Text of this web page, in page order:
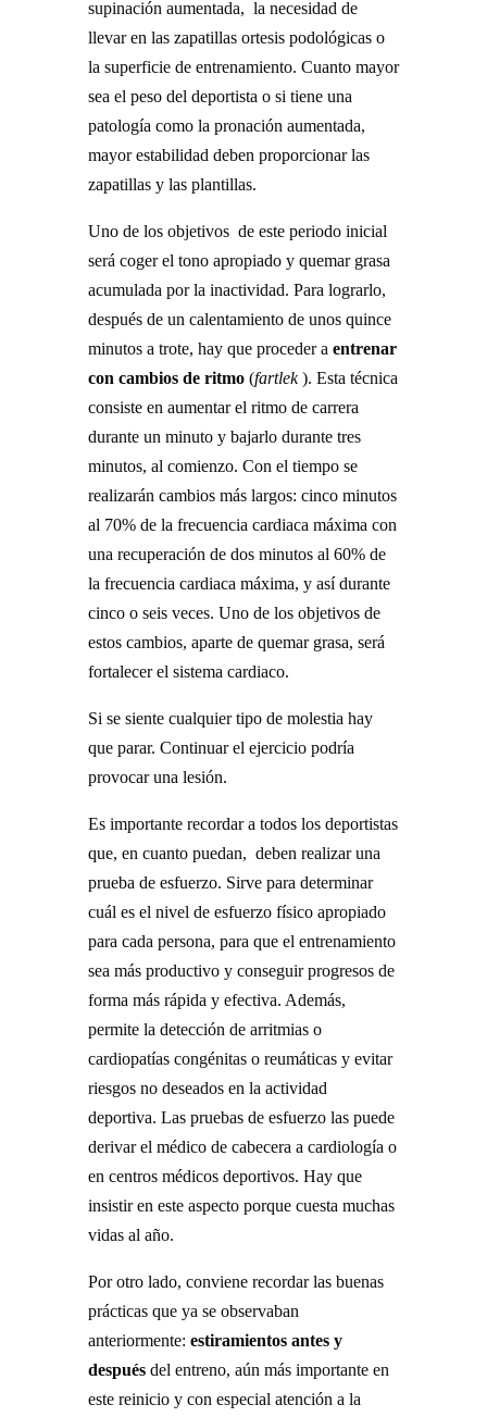
supinación aumentada, la necesidad de
llevar en las zapatillas ortesis podológicas o
la superficie de entrenamiento. Cuanto mayor
sea el peso del deportista o si tiene una
patología como la pronación aumentada,
mayor estabilidad deben proporcionar las
zapatillas y las plantillas.
Uno de los objetivos de este periodo inicial
será coger el tono apropiado y quemar grasa
acumulada por la inactividad. Para lograrlo,
después de un calentamiento de unos quince
minutos a trote, hay que proceder a entrenar
con cambios de ritmo(fartlek). Esta técnica
consiste en aumentar el ritmo de carrera
durante un minuto y bajarlo durante tres
minutos, al comienzo. Con el tiempo se
realizarán cambios más largos: cinco minutos
al 70% de la frecuencia cardiaca máxima con
una recuperación de dos minutos al 60% de
la frecuencia cardiaca máxima, y así durante
cinco o seis veces. Uno de los objetivos de
estos cambios, aparte de quemar grasa, será
fortalecer el sistema cardiaco.
Si se siente cualquier tipo de molestia hay
que parar. Continuar el ejercicio podría
provocar una lesión.
Es importante recordar a todos los deportistas
que, en cuanto puedan, deben realizar una
prueba de esfuerzo. Sirve para determinar
cuál es el nivel de esfuerzo físico apropiado
para cada persona, para que el entrenamiento
sea más productivo y conseguir progresos de
forma más rápida y efectiva. Además,
permite la detección de arritmias o
cardiopatías congénitas o reumáticas y evitar
riesgos no deseados en la actividad
deportiva. Las pruebas de esfuerzo las puede
derivar el médico de cabecera a cardiología o
en centros médicos deportivos. Hay que
insistir en este aspecto porque cuesta muchas
vidas al año.
Por otro lado, conviene recordar las buenas
prácticas que ya se observaban
anteriormente: estiramientos antes y
despuésdel entreno, aún más importante en
este reinicio y con especial atención a la